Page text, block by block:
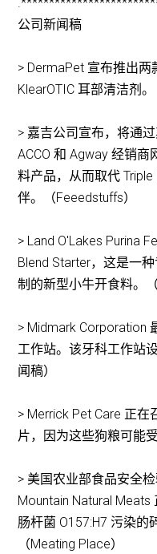
公司新闻稿
> DermaPet 宣布推出两
KlearOTIC 耳部清洁剂
> 嘉吉公司宣布，将通
ACCO 和 Agway 经销商
料产品，从而取代
伴。（Feeedstuffs）
> Land O'Lakes Purina
Blend Starter，这是一
制的新型小牛开食料。
> Midmark Corporation
工作站。该牙科工作站
闻稿）
> Merrick Pet Care 正
片，因为这些狗粮可能
> 美国农业部食品安全
Mountain Natural
肠杆菌 O157:H7 污染的
（Meating Place）